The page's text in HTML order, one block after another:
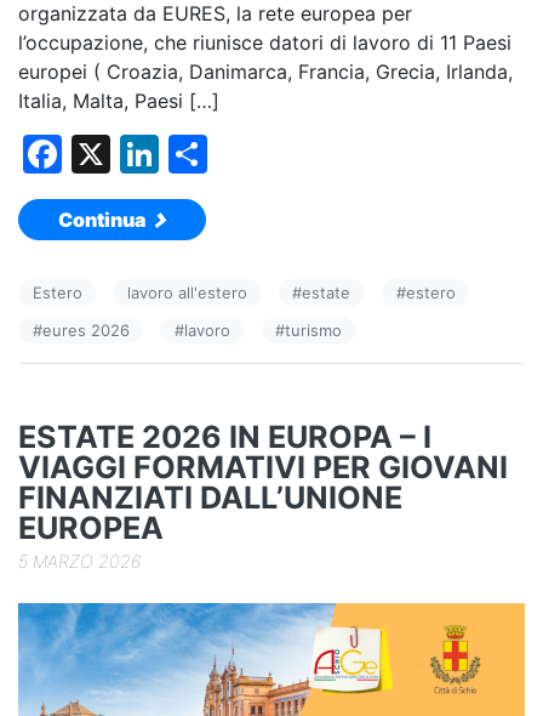
organizzata da EURES, la rete europea per
l’occupazione, che riunisce datori di lavoro di 11 Paesi
europei ( Croazia, Danimarca, Francia, Grecia, Irlanda,
Italia, Malta, Paesi […]
F
a
c
b
o
k
X
Li
n
k
dI
n
vi
di
Continua
Estero lavoro all'estero #estate #estero
#eures 2026 #lavoro #turismo
ESTATE 2026 IN EUROPA – I
VIAGGI FORMATIVI PER GIOVANI
FINANZIATI DALL’UNIONE
EUROPEA
5 MARZO 2026